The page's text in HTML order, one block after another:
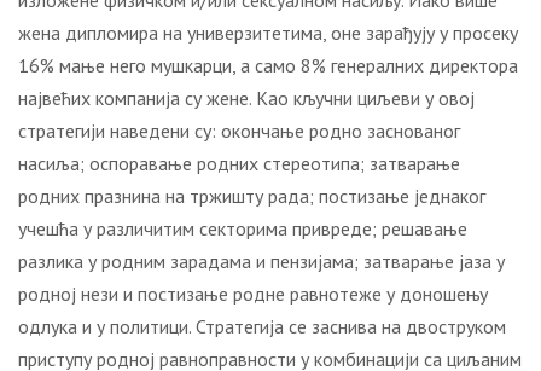
жена дипломира на универзитетима, оне зарађују у просеку
16% мање него мушкарци, а само 8% генералних директора
највећих компанија су жене. Као кључни циљеви у овој
стратегији наведени су: окончање родно заснованог
насиља; оспоравање родних стереотипа; затварање
родних празнина на тржишту рада; постизање једнаког
учешћа у различитим секторима привреде; решавање
разлика у родним зарадама и пензијама; затварање јаза у
родној нези и постизање родне равнотеже у доношењу
одлука и у политици. Стратегија се заснива на двоструком
приступу родној равноправности у комбинацији са циљаним